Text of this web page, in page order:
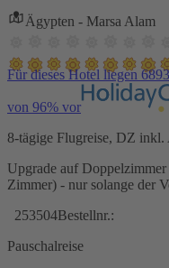
Ägypten - Marsa Alam
Für dieses Hotel liegen
von 96% vor
8-tägige Flugreise, DZ inkl.
Upgrade auf
Zimmer) - nur solange der
253504Bestellnr.:
Pauschalreise